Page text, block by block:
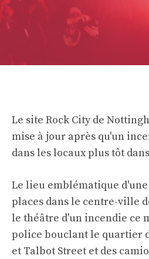
Le site Rock City de
mise à jour après qu'un
dans les locaux plus tôt
Le lieu emblématique d'une
places dans le centre-ville
le théâtre d'un incendie ce
police bouclant le quartier
et Talbot Street et des